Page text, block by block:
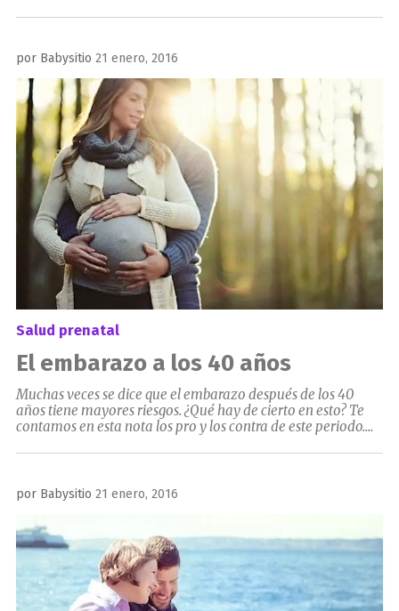
por Babysitio Publicado
el
21 enero, 2016
Salud prenatal
El embarazo a los 40 años
Muchas veces se dice que el embarazo después de los 40
años tiene mayores riesgos. ¿Qué hay de cierto en esto? Te
contamos en esta nota los pro y los contra de este periodo....
por Babysitio Publicado
21 enero, 2016